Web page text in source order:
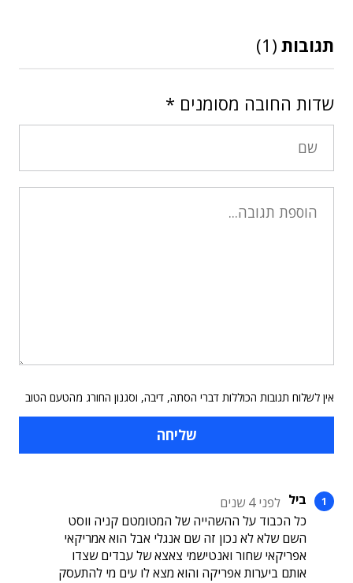
תגובות (1)
שדות החובה מסומנים *
אין לשלוח תגובות הכוללות דברי הסתה, דיבה, וסגנון החורג מהטעם הטוב
ביל לפני 4 שנים
כל הכבוד על ההשהייה של המטומטם קניה ווסט
השם שלא לא נכון זה שם אנגלי אבל הוא אמריקאי
אפריקאי שחור ואנטישמי צאצא של עבדים שצדו
אותם ביערות אפריקה והוא מצא לו עים מי להתעסק